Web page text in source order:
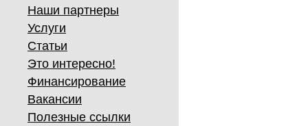
Наши партнеры
Услуги
Статьи
Это интересно!
Финансирование
Вакансии
Полезные ссылки